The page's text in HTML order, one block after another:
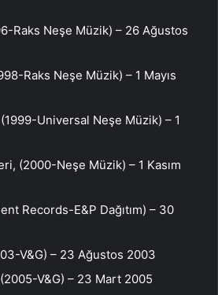
Raks Neşe Müzik) – 26 Ağustos
Raks Neşe Müzik) – 1 Mayıs
Universal Neşe Müzik) – 1
(2000-Neşe Müzik) – 1 Kasım
Records-E&P Dağıtım) – 30
V&G) – 23 Ağustos 2003
V&G) – 23 Mart 2005